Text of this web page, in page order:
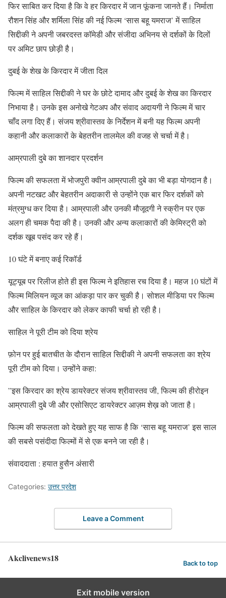
फिर साबित कर दिया है कि वे हर किरदार में जान फूंकना जानते हैं। निर्माता
रौशन सिंह और शर्मिला सिंह की नई फिल्म ‘सास बहू यमराज’ में साहिल
सिद्दीकी ने अपनी जबरदस्त कॉमेडी और संजीदा अभिनय से दर्शकों के दिलों
पर अमिट छाप छोड़ी है।
​दुबई के शेख के किरदार में जीता दिल
​फिल्म में साहिल सिद्दीकी ने घर के छोटे दामाद और दुबई के शेख का किरदार
निभाया है। उनके इस अनोखे गेटअप और संवाद अदायगी ने फिल्म में चार
चाँद लगा दिए हैं। संजय श्रीवास्तव के निर्देशन में बनी यह फिल्म अपनी
कहानी और कलाकारों के बेहतरीन तालमेल की वजह से चर्चा में है।
​आम्रपाली दुबे का शानदार प्रदर्शन
​फिल्म की सफलता में भोजपुरी क्वीन आम्रपाली दुबे का भी बड़ा योगदान है।
अपनी नटखट और बेहतरीन अदाकारी से उन्होंने एक बार फिर दर्शकों को
मंत्रमुग्ध कर दिया है। आम्रपाली और उनकी मौजूदगी ने स्क्रीन पर एक
अलग ही चमक पैदा की है। उनकी और अन्य कलाकारों की केमिस्ट्री को
दर्शक खूब पसंद कर रहे हैं।
​10 घंटे में बनाए कई रिकॉर्ड
​यूट्यूब पर रिलीज होते ही इस फिल्म ने इतिहास रच दिया है। महज 10 घंटों में
फिल्म मिलियन व्यूज का आंकड़ा पार कर चुकी है। सोशल मीडिया पर फिल्म
और साहिल के किरदार को लेकर काफी चर्चा हो रही है।
​साहिल ने पूरी टीम को दिया श्रेय
​फ़ोन पर हुई बातचीत के दौरान साहिल सिद्दीकी ने अपनी सफलता का श्रेय
पूरी टीम को दिया। उन्होंने कहा:
​”इस किरदार का श्रेय डायरेक्टर संजय श्रीवास्तव जी, फिल्म की हीरोइन
आम्रपाली दुबे जी और एसोसिएट डायरेक्टर आज़म शेख़ को जाता है।
​फिल्म की सफलता को देखते हुए यह साफ है कि ‘सास बहू यमराज’ इस साल
की सबसे पसंदीदा फिल्मों में से एक बनने जा रही है।
संवाददाता : हयात हुसैन अंसारी
Categories: उत्तर प्रदेश
Leave a Comment
Akclivenews18 Back to top
Exit mobile version